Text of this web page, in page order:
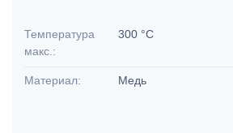
Температура
макс.:
300 °C
Материал: Медь